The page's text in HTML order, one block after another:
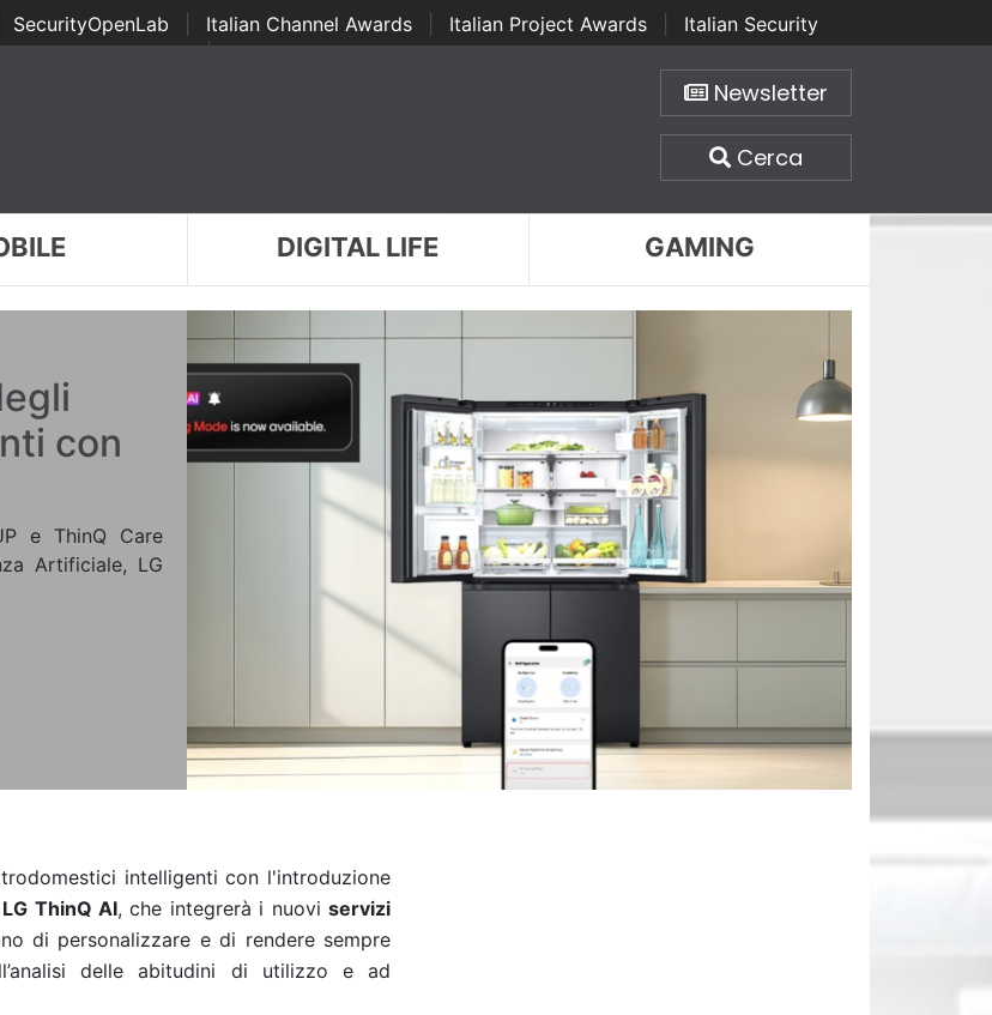
SecurityOpenLab Italian Channel Awards Italian Project Awards
Italian Security
Awards | ...
Newsletter
Cerca
DIGITAL LIFE GAMING
con
e ThinQ Care
Artificiale, LG
intelligenti con l'introduzione
LG ThinQ AI, che integrerà i nuoviservizi
di personalizzare e di rendere sempre
delle abitudini di utilizzo e ad